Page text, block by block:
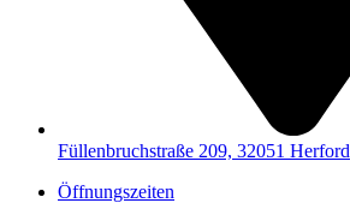
Füllenbruchstraße 209, 32051 Herford
Öffnungszeiten